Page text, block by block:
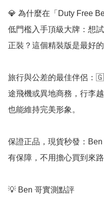
💎 為什麼在「Duty Free
低門檻入手頂級大牌：想
正裝？這個精裝版是最好
旅行與公差的最佳伴侶
途飛機或異地商務，行李
也能維持完美形象。
保證正品，現貨秒發：
有保障，不用擔心買到來路
💡 Ben 哥實測點評